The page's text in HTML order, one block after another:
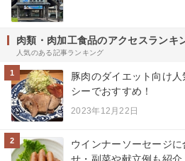
肉類・肉加工食品のアクセスランキ
人気のある記事ランキング
1
豚肉のダイエット向け
シーでおすすめ！
2023年12月22日
2
ウインナーソーセージ